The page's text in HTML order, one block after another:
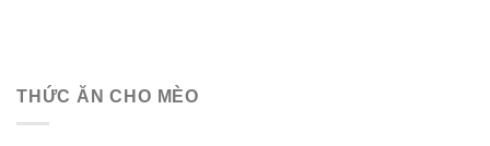
THỨC ĂN CHO MÈO